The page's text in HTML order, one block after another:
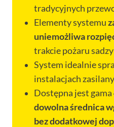
tradycyjnych
Elementy systemu
uniemożliwa
trakcie pożaru
System idealnie
instalacjach
Dostępna jest gama
dowolna średnica
bez dodatkowej